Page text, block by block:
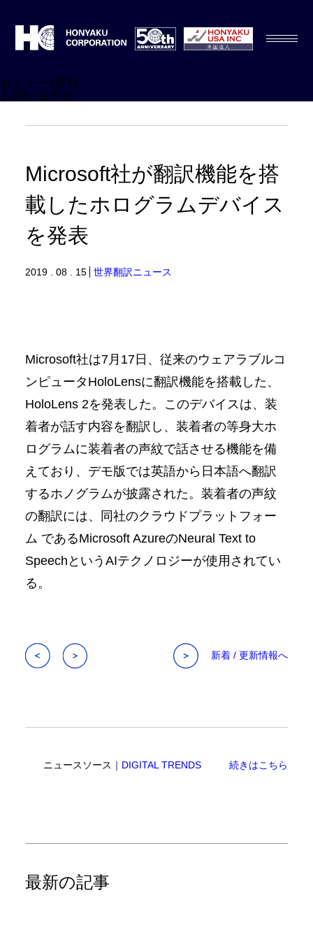
セミナー/資料
お問い合わせ
Microsoft社が翻訳機能を搭
載したホログラムデバイス
を発表
2019 . 08 . 15 世界翻訳ニュース
Microsoft社は7月17日、従来のウェアラブルコ
ンピュータHoloLensに翻訳機能を搭載した、
HoloLens 2を発表した。このデバイスは、装
着者が話す内容を翻訳し、装着者の等身大ホ
ログラムに装着者の声紋で話させる機能を備
えており、デモ版では英語から日本語へ翻訳
するホノグラムが披露された。装着者の声紋
の翻訳には、同社のクラウドプラットフォー
ム であるMicrosoft AzureのNeural Text to
SpeechというAIテクノロジーが使用されてい
る。
新着 / 更新情報へ
ニュースソース｜ DIGITAL TRENDS 続きはこちら
最新の記事